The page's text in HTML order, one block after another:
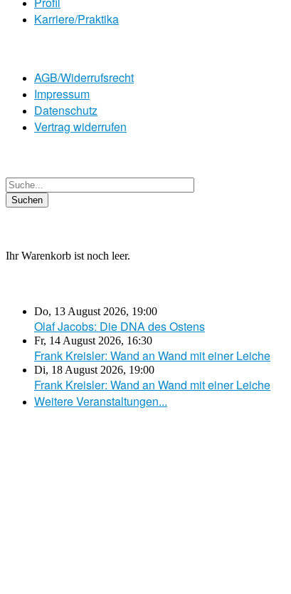
Karriere/Praktika
AGB/Widerrufsrecht
Impressum
Datenschutz
Vertrag widerrufen
Ihr Warenkorb ist noch leer.
Do, 13 August 2026, 19:00
Olaf Jacobs: Die DNA des Ostens
Fr, 14 August 2026, 16:30
Frank Kreisler: Wand an Wand mit einer Leiche
Di, 18 August 2026, 19:00
Frank Kreisler: Wand an Wand mit einer Leiche
Weitere Veranstaltungen...